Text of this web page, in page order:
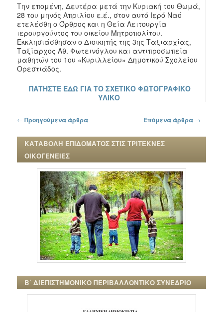
Την επομένη, Δευτέρα μετά την Κυριακή του Θωμά,
28 του μηνός Απριλίου ε.έ., στον αυτό Ιερό Ναό
ετελέσθη ο Όρθρος και η Θεία Λειτουργία
ιερουργούντος του οικείου Μητροπολίτου.
Εκκλησιάσθησαν ο Διοικητής της 3ης Ταξιαρχίας,
Ταξίαρχος Αθ. Φωτεινόγλου και αντιπροσωπεία
μαθητών του 1ου «Κυριλλείου» Δημοτικού Σχολείου
Ορεστιάδος.
ΠΑΤΗΣΤΕ ΕΔΩ ΓΙΑ ΤΟ ΣΧΕΤΙΚΟ ΦΩΤΟΓΡΑΦΙΚΟ
ΥΛΙΚΟ
Πλοήγηση στα άρθρα
← Προηγούμενα άρθρα Επόμενα άρθρα →
ΚΑΤΑΒΟΛΗ ΕΠΙΔΟΜΑΤΟΣ ΣΤΙΣ ΤΡΙΤΕΚΝΕΣ
ΟΙΚΟΓΕΝΕΙΕΣ
Β΄ ΔΙΕΠΙΣΤΗΜΟΝΙΚΟ ΠΕΡΙΒΑΛΛΟΝΤΙΚΟ ΣΥΝΕΔΡΙΟ